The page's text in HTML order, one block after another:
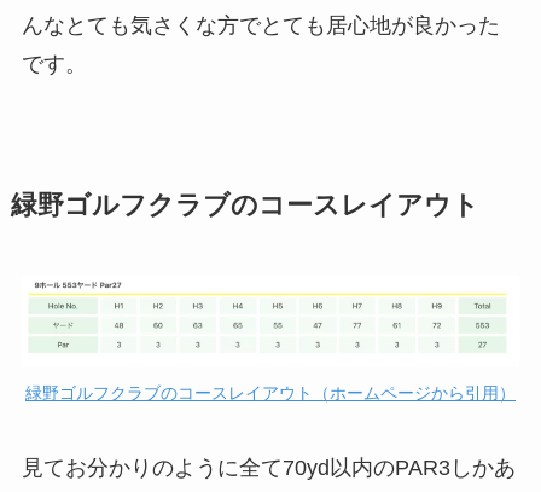
んなとても気さくな方でとても居心地が良かった
です。
緑野ゴルフクラブのコースレイアウト
緑野ゴルフクラブのコースレイアウト（ホームページから引用）
見てお分かりのように全て70yd以内のPAR3しかあ